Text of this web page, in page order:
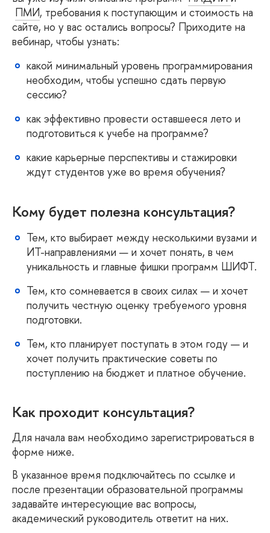
ПМИ, требования к поступающим и стоимость на
сайте, но у вас остались вопросы? Приходите на
ебинар, чтобы узнать:
какой минимальный уровень программирования
необходим, чтобы успешно сдать первую
сессию?
как эффективно провести оставшееся лето и
подготовиться к учебе на программе?
какие карьерные перспективы и стажировки
ждут студентов уже во время обучения?
Кому будет полезна консультация?
Тем, кто выбирает между несколькими вузами и
ИТ-направлениями — и хочет понять, в чем
уникальность и главные фишки программ ШИФТ.
Тем, кто сомневается в своих силах — и хочет
получить честную оценку требуемого уровня
подготовки.
Тем, кто планирует поступать в этом году — и
хочет получить практические советы по
поступлению на бюджет и платное обучение.
Как проходит консультация?
Для начала вам необходимо зарегистрироваться
форме ниже.
указанное время подключайтесь по ссылке и
после презентации образовательной программы
задавайте интересующие вас вопросы,
академический руководитель ответит на них.